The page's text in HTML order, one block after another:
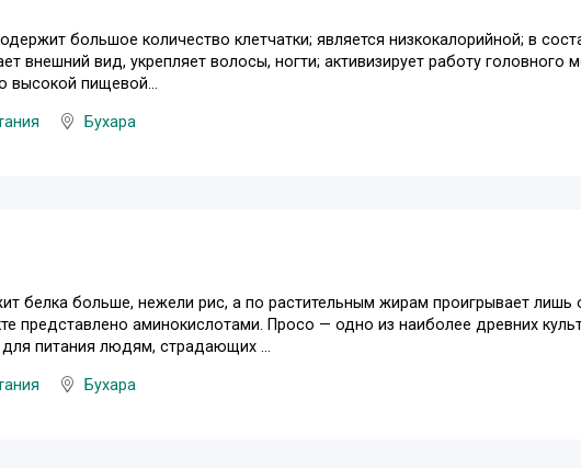
большое количество клетчатки; является низкокалорийной; в
внешний вид, укрепляет волосы, ногти; активизирует работу головного
высокой пищевой...
Бухара
белка больше, нежели рис, а по растительным жирам проигрывает лишь
представлено аминокислотами. Просо — одно из наиболее древних
питания людям, страдающих ...
Бухара